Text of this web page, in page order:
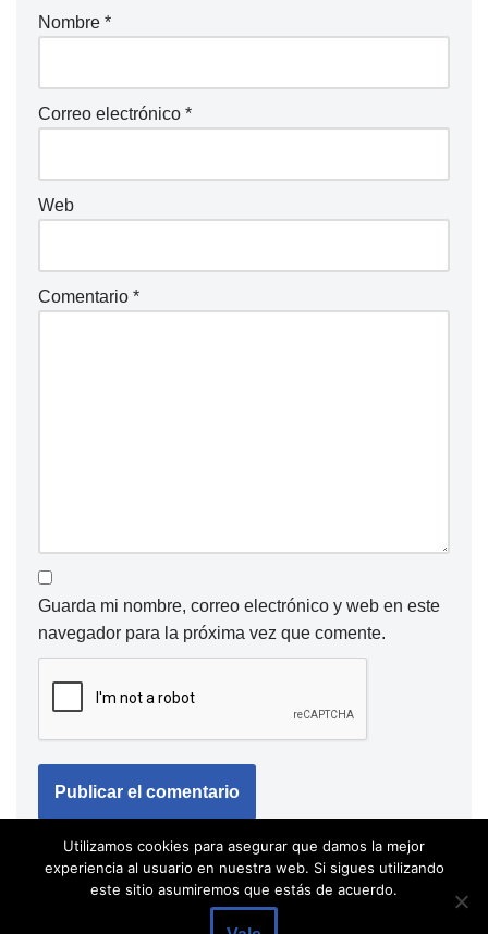
Nombre *
Correo electrónico *
Web
Comentario *
Guarda mi nombre, correo electrónico y web en este
navegador para la próxima vez que comente.
Utilizamos cookies para asegurar que damos la mejor
experiencia al usuario en nuestra web. Si sigues utilizando
este sitio asumiremos que estás de acuerdo.